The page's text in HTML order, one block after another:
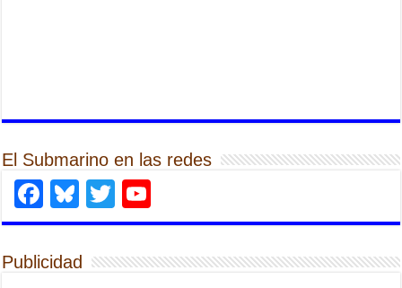
El Submarino en las redes
Facebook
Bluesky
Twitter
Publicidad